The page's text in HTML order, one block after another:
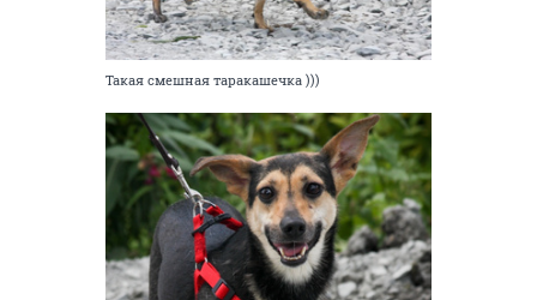
Такая смешная таракашечка )))